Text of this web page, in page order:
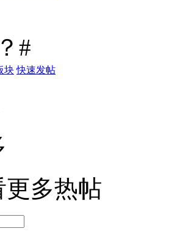
#
块 快速发帖
更多热帖